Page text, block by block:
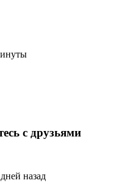
с друзьями
назад